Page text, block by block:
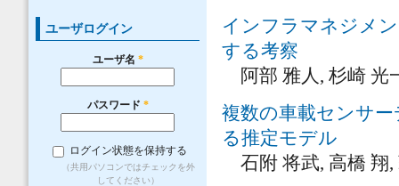
ユーザログイン
ユーザ名 *
パスワード *
ログイン状態を保持する
（共用パソコンではチェックを外
してください）
インフラマネジメ
する考察
阿部 雅人, 杉崎 光
複数の車載センサー
る推定モデル
石附 将武, 高橋 翔,